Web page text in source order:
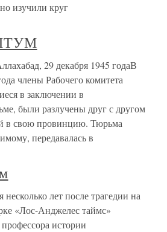
изучили круг
29 декабря 1945 годаВ
члены Рабочего комитета
в заключении в
были разлучены друг с другом
в свою провинцию. Тюрьма
передавалась в
лет после трагедии на
«Лос-Анджелес таймс»
истории